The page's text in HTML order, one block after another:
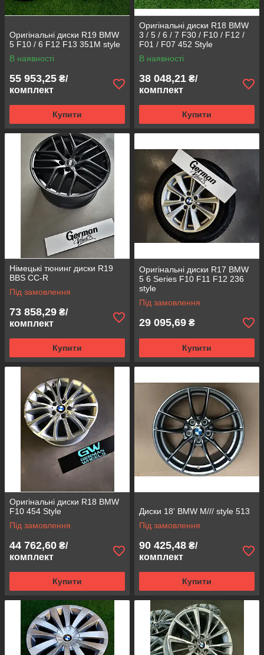
Оригінальні диски R19 BMW
5 F10 / 6 F12 F13 351M style
В наявності
55 953,25 ₴/
комплект
Купити
Оригінальні диски R18 BMW
3 / 5 / 6 / 7 F30 / F10 / F12 /
F01 / F07 452 Style
В наявності
38 048,21 ₴/
комплект
Купити
Німецькі тюнинг диски R19
BBS CC-R
Під замовлення
73 858,29 ₴/
комплект
Купити
Оригінальні диски R17 BMW
5 6 Series F10 F11 F12 236
style
Під замовлення
29 095,69 ₴
Купити
Оригінальні диски R18 BMW
F10 454 Style
Під замовлення
44 762,60 ₴/
комплект
Купити
Диски 18' BMW M/// style 513
Під замовлення
90 425,48 ₴/
комплект
Купити